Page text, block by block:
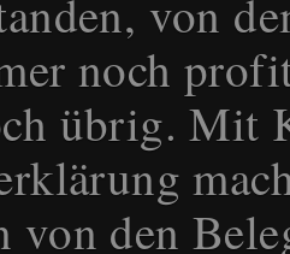
von
noch
übrig. Mit
von den